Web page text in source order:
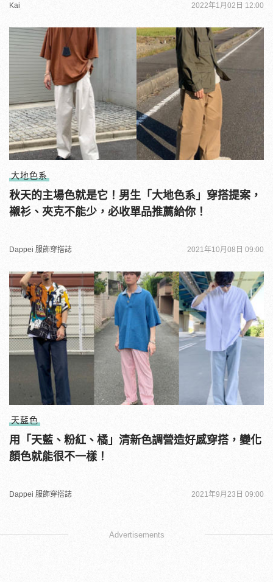
Kai 2022年1月02日 12:00
大地色系
秋天的主場色就是它！男生「大地色系」穿搭提案，
襯衫、夾克不能少，必收單品推薦給你！
Dappei 服飾穿搭誌 2021年10月08日 09:00
天藍色
用「天藍、粉紅、橘」清新色調營造好感穿搭，變化
顏色就能很不一樣！
Dappei 服飾穿搭誌 2021年9月23日 09:00
Advertisements